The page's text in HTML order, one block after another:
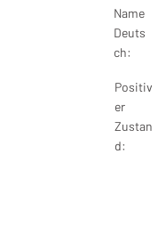
Name
Deuts
ch:
Positiv
er
Zustan
d: